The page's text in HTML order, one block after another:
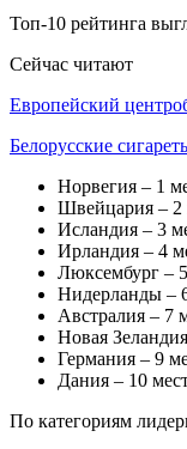
Топ-10 рейтинга
Сейчас читают
Европейский
Белорусские
Норвегия – 1
Швейцария – 2
Исландия – 3
Ирландия – 4
Люксембург –
Нидерланды –
Австралия – 7
Новая
Германия – 9
Дания – 10
По категориям